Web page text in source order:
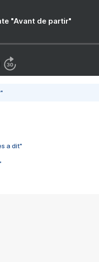
"Avant de partir"
a dit"